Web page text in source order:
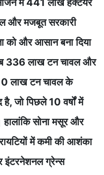
में 441 लाख हेक्टेयर
और मजबूत सरकारी
को और आसान बना दिया
336 लाख टन चावल और
लाख टन चावल के
जो पिछले 10 वर्षों में
सोना मसूर और
में कमी की आशंका
इंटरनेशनल ग्रेन्स